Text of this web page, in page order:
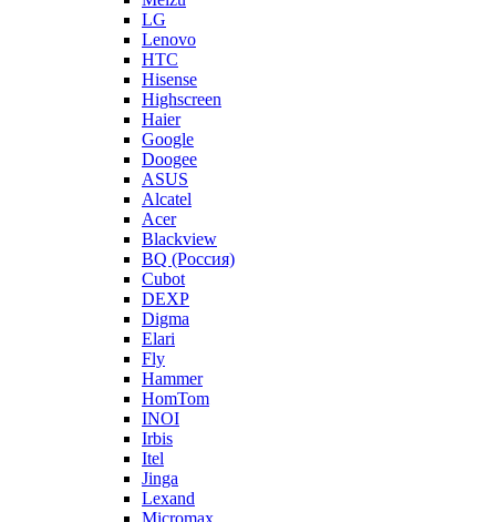
LG
Lenovo
HTC
Hisense
Highscreen
Haier
Google
Doogee
ASUS
Alcatel
Acer
Blackview
BQ (Россия)
Cubot
DEXP
Digma
Elari
Fly
Hammer
HomTom
INOI
Irbis
Itel
Jinga
Lexand
Micromax